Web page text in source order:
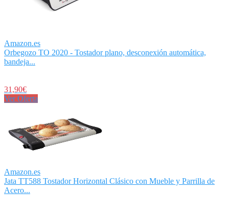
Amazon.es
Orbegozo TO 2020 - Tostador plano, desconexión automática,
bandeja...
31,90€
Ver Oferta
Amazon.es
Jata TT588 Tostador Horizontal Clásico con Mueble y Parrilla de
Acero...